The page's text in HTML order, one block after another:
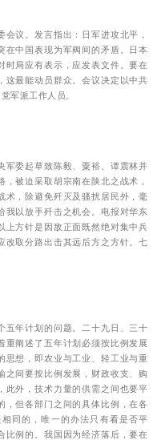
议。发言指出：日军进攻北平，
在中国表现为军阀间的矛盾。日本
时局应有表示，应发表文件。要在
这最能动员群众。会议决定以中共
军派工作人员。
军委起草致陈毅、粟裕、谭震林并
被迫采取胡宗南在陕北之战术，
术，除避免歼灭及骚扰居民外，毫
我以放手歼击之机会。电报对华东
上方针是因敌正面既然绝对集中兵
改取分路出击其远后方之方针。七
五年计划的问题。二十九日、三十
重阐述了五年计划必须按比例发展
思想，即农业与工业、轻工业与重
之间要按比例发展，财政收支、购
此外，技术力量的供需之间也要平
，但各部门之间的具体比例，在各
同的，唯一的办法只有看是否平
比例的。我国因为经济落后，要在